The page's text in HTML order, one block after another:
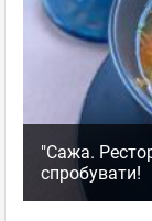
"Сажа.
спробувати!